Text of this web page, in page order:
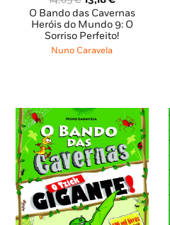
preço
original
era:
14,65 €.
preço
atual
é:
O Bando das Cavernas
Heróis do Mundo 9: O
Sorriso Perfeito!
Nuno Caravela